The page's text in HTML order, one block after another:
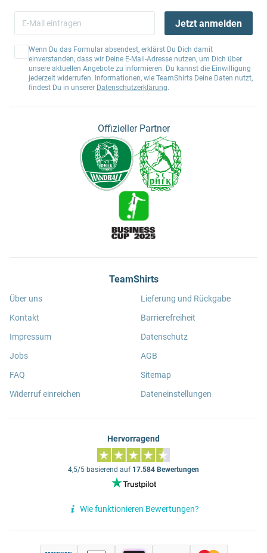
Jetzt anmelden
Wenn Du das Formular absendest, erklärst Du Dich damit
einverstanden, dass wir Deine E-Mail-Adresse nutzen, um Dich über
unsere aktuellen Angebote zu informieren. Du kannst die Einwilligung
jederzeit widerrufen. Informationen, wie TeamShirts Deine Daten nutzt,
findest Du in unserer Datenschutzerklärung.
Offizieller Partner
TeamShirts
Über uns
Kontakt
Impressum
Jobs
FAQ
Widerruf einreichen
Lieferung und Rückgabe
Barrierefreiheit
Datenschutz
AGB
Sitemap
Dateneinstellungen
Hervorragend
4,5/5 basierend auf 17.584 Bewertungen
Wie funktionieren Bewertungen?